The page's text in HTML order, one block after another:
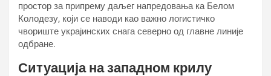
простор за припрему даљег напредовања ка Белом
Колодезу, који се наводи као важно логистичко
чвориште украјинских снага северно од главне линије
одбране.
Ситуација на западном крилу